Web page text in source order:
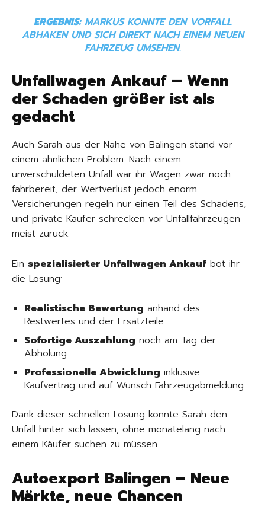
ERGEBNIS:MARKUS KONNTE DEN VORFALL
ABHAKEN UND SICH DIREKT NACH EINEM NEUEN
FAHRZEUG UMSEHEN.
Unfallwagen Ankauf – Wenn
der Schaden größer ist als
gedacht
Auch Sarah aus der Nähe von Balingen stand vor
einem ähnlichen Problem. Nach einem
unverschuldeten Unfall war ihr Wagen zwar noch
fahrbereit, der Wertverlust jedoch enorm.
Versicherungen regeln nur einen Teil des Schadens,
und private Käufer schrecken vor Unfallfahrzeugen
meist zurück.
Ein spezialisierter Unfallwagen Ankauf bot ihr
die Lösung:
Realistische Bewertung anhand des
Restwertes und der Ersatzteile
Sofortige Auszahlung noch am Tag der
Abholung
Professionelle Abwicklung inklusive
Kaufvertrag und auf Wunsch Fahrzeugabmeldung
Dank dieser schnellen Lösung konnte Sarah den
Unfall hinter sich lassen, ohne monatelang nach
einem Käufer suchen zu müssen.
Autoexport Balingen – Neue
Märkte, neue Chancen